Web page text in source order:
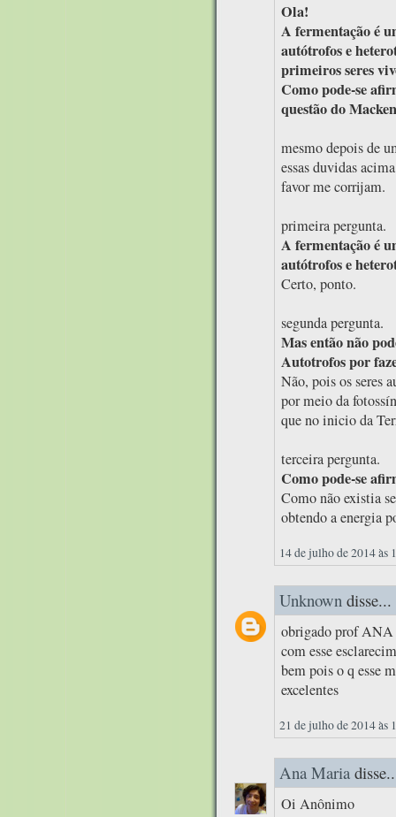
Ola!
A fermentação é
autótrofos e
primeiros seres
Como pode-se
questão do
mesmo depois de
essas duvidas
favor me corrijam.
primeira pergunta.
A fermentação é
autótrofos e
Certo, ponto.
segunda pergunta.
Mas então não
Autotrofos por
Não, pois os seres
por meio da
que no inicio da
terceira pergunta.
Como pode-se
Como não existia
obtendo a energia
14 de julho de 2014 às
Unknown disse...
obrigado prof ANA
com esse
bem pois o q esse
excelentes
21 de julho de 2014 às
Ana Maria
Oi Anônimo